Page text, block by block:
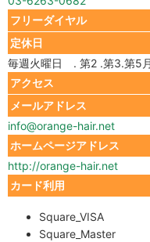
フリーダイヤル
定休日
毎週火曜日 . 第2 .第3.第5
アクセス
メールアドレス
info@orange-hair.net
ホームページアドレス
http://orange-hair.net
カード利用
Square_VISA
Square_Master